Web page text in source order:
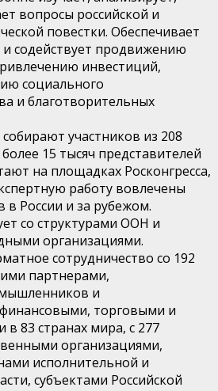
вопросы российской и
повестки. Обеспечивает
содействует продвижению
инвестиций,
социального
и благотворительных
участников из 208
15 тысяч представителей
на площадках Росконгресса,
работу вовлечены
в России и за рубежом.
со структурами ООН и
организациями.
сотрудничество со 192
партнерами,
и
торговыми и
в 83 странах мира, с 277
организациями,
исполнительной и
субъектами Российской